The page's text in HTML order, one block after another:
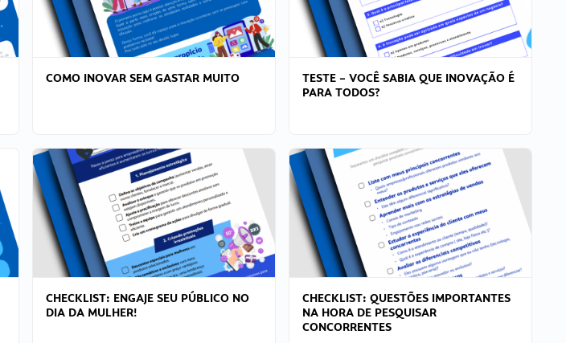
COMO INOVAR SEM GASTAR MUITO
TESTE – VOCÊ SABIA QUE INOVAÇÃO É
PARA TODOS?
CHECKLIST: ENGAJE SEU PÚBLICO NO
DIA DA MULHER!
CHECKLIST: QUESTÕES IMPORTANTES
NA HORA DE PESQUISAR
CONCORRENTES